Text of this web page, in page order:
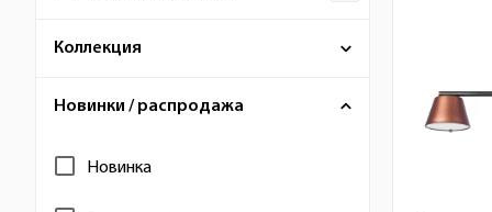
Коллекция
Новинки / распродажа
Новинка